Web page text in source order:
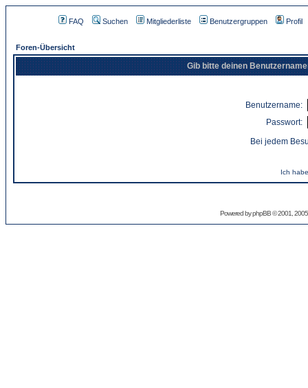
FAQ Suchen Mitgliederliste Benutzergruppen Profil
Foren-Übersicht
Gib bitte deinen
Benutzername:
Passwort:
Bei jedem
Ich
Powered byphpBB© 2001,